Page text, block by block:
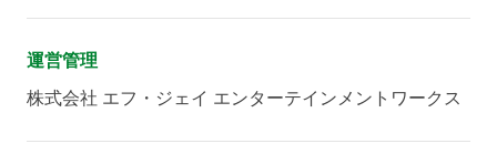
運営管理
株式会社 エフ・ジェイ エンターテインメントワークス